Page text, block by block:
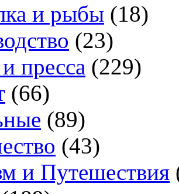
и рыбы (18)
(23)
пресса (229)
(66)
(89)
(43)
и Путешествия